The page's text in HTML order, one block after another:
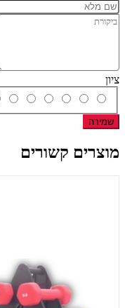
ציון
שמירה
מוצרים קשורים